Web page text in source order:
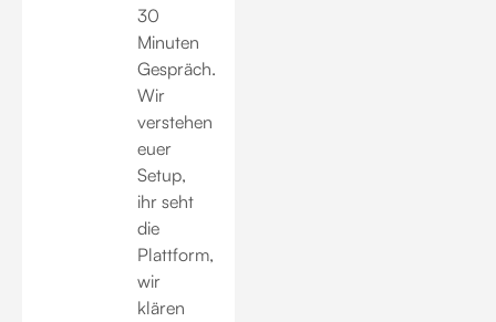
30
Minuten
Gespräch.
Wir
verstehen
euer
Setup,
ihr seht
die
Plattform,
wir
klären